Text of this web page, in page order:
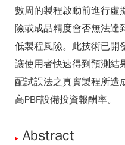
數周的製程啟動前進行虛
險或成品精度會否無法達
低製程風險。此技術已開
讓使用者快速得到預測結
配試誤法之真實製程所造
高PBF設備投資報酬率。
Abstract